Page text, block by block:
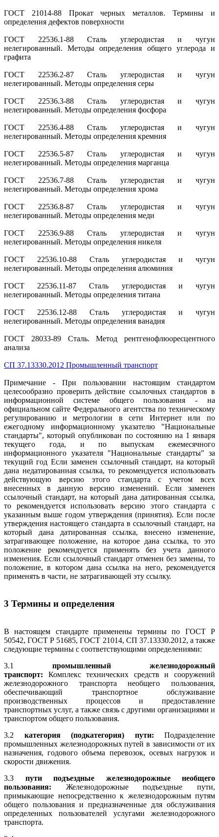
ГОСТ 21014-88 Прокат черных металлов. Термины и
определения дефектов поверхности
ГОСТ 22536.1-88 Сталь углеродистая и чугун
нелегированный. Методы определения общего углерода и
графита
ГОСТ 22536.2-87 Сталь углеродистая и чугун
нелегированный. Методы определения серы
ГОСТ 22536.3-88 Сталь углеродистая и чугун
нелегированный. Методы определения фосфора
ГОСТ 22536.4-88 Сталь углеродистая и чугун
нелегированный. Методы определения кремния
ГОСТ 22536.5-87 Сталь углеродистая и чугун
нелегированный. Методы определения марганца
ГОСТ 22536.7-88 Сталь углеродистая и чугун
нелегированный. Методы определения хрома
ГОСТ 22536.8-87 Сталь углеродистая и чугун
нелегированный. Методы определения меди
ГОСТ 22536.9-88 Сталь углеродистая и чугун
нелегированный. Методы определения никеля
ГОСТ 22536.10-88 Сталь углеродистая и чугун
нелегированный. Методы определения алюминия
ГОСТ 22536.11-87 Сталь углеродистая и чугун
нелегированный. Методы определения титана
ГОСТ 22536.12-88 Сталь углеродистая и чугун
нелегированный. Методы определения ванадия
ГОСТ 28033-89 Сталь. Метод рентгенофлюоресцентного
анализа
СП 37.13330.2012 Промышленный транспорт
Примечание - При пользовании настоящим стандартом
целесообразно проверить действие ссылочных стандартов в
информационной системе общего пользования - на
официальном сайте Федерального агентства по техническому
регулированию и метрологии в сети Интернет или по
ежегодному информационному указателю "Национальные
стандарты", который опубликован по состоянию на 1 января
текущего года, и по выпускам ежемесячного
информационного указателя "Национальные стандарты" за
текущий год Если заменен ссылочный стандарт, на который
дана недатированная ссылка, то рекомендуется использовать
действующую версию этого стандарта с учетом всех
внесенных в данную версию изменений. Если заменен
ссылочный стандарт, на который дана датированная ссылка,
то рекомендуется использовать версию этого стандарта с
указанным выше годом утверждения (принятия). Если после
утверждения настоящего стандарта в ссылочный стандарт, на
который дана датированная ссылка, внесено изменение,
затрагивающее положение, на которое дана ссылка, то это
положение рекомендуется применять без учета данного
изменения. Если ссылочный стандарт отменен без замены, то
положение, в котором дана ссылка на него, рекомендуется
применять в части, не затрагивающей эту ссылку.
3 Термины и определения
В настоящем стандарте применены термины по ГОСТ Р
50542, ГОСТ Р 51685, ГОСТ 21014, СП 37.13330.2012, а также
следующие термины с соответствующими определениями:
3.1 промышленный железнодорожный
транспорт: Комплекс технических средств и сооружений
железнодорожного транспорта необщего пользования,
обеспечивающий транспортное обслуживание
производственных процессов и предоставление
транспортных услуг, а также связь с другими организациями и
транспортом общего пользования.
3.2 категория (подкатегория) пути: Подразделение
промышленных железнодорожных путей в зависимости от их
назначения, годового объема перевозок, осевых нагрузок и
скорости движения.
3.3 пути подъездные железнодорожные необщего
пользования: Железнодорожные подъездные пути,
примыкающие непосредственно к железнодорожным путям
общего пользования и предназначенные для обслуживания
определенных пользователей услугами железнодорожного
транспорта.